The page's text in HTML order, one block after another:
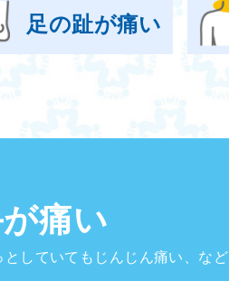
足の趾が痛い
痛い
としていてもじんじん痛い、など